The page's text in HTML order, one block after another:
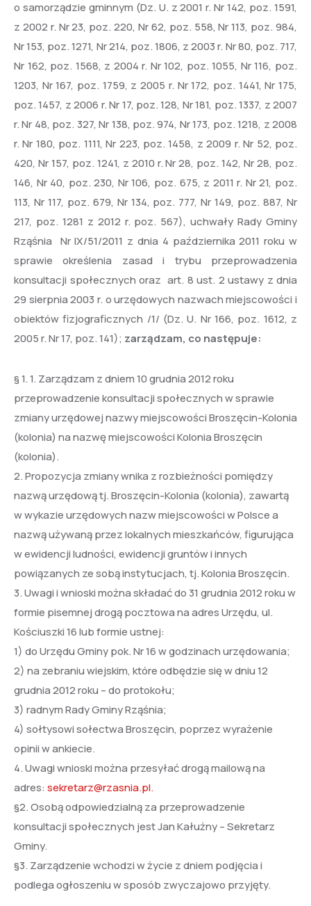
o samorządzie gminnym (Dz. U. z 2001 r. Nr 142, poz. 1591,
z 2002 r. Nr 23, poz. 220, Nr 62, poz. 558, Nr 113, poz. 984,
Nr 153, poz. 1271, Nr 214, poz. 1806, z 2003 r. Nr 80, poz. 717,
Nr 162, poz. 1568, z 2004 r. Nr 102, poz. 1055, Nr 116, poz.
1203, Nr 167, poz. 1759, z 2005 r. Nr 172, poz. 1441, Nr 175,
poz. 1457, z 2006 r. Nr 17, poz. 128, Nr 181, poz. 1337, z 2007
r. Nr 48, poz. 327, Nr 138, poz. 974, Nr 173, poz. 1218, z 2008
r. Nr 180, poz. 1111, Nr 223, poz. 1458, z 2009 r. Nr 52, poz.
420, Nr 157, poz. 1241, z 2010 r. Nr 28, poz. 142, Nr 28, poz.
146, Nr 40, poz. 230, Nr 106, poz. 675, z 2011 r. Nr 21, poz.
113, Nr 117, poz. 679, Nr 134, poz. 777, Nr 149, poz. 887, Nr
217, poz. 1281 z 2012 r. poz. 567), uchwały Rady Gminy
Rząśnia Nr IX/51/2011 z dnia 4 października 2011 roku w
sprawie określenia zasad i trybu przeprowadzenia
konsultacji społecznych oraz art. 8 ust. 2 ustawy z dnia
29 sierpnia 2003 r. o urzędowych nazwach miejscowości i
obiektów fizjograficznych /1/ (Dz. U. Nr 166, poz. 1612, z
2005 r. Nr 17, poz. 141); zarządzam, co następuje:
§ 1. 1. Zarządzam z dniem 10 grudnia 2012 roku
przeprowadzenie konsultacji społecznych w sprawie
zmiany urzędowej nazwy miejscowości Broszęcin-Kolonia
(kolonia) na nazwę miejscowości Kolonia Broszęcin
(kolonia).
2. Propozycja zmiany wnika z rozbieżności pomiędzy
nazwą urzędową tj. Broszęcin-Kolonia (kolonia), zawartą
w wykazie urzędowych nazw miejscowości w Polsce a
nazwą używaną przez lokalnych mieszkańców, figurująca
w ewidencji ludności, ewidencji gruntów i innych
powiązanych ze sobą instytucjach, tj. Kolonia Broszęcin.
3. Uwagi i wnioski można składać do 31 grudnia 2012 roku w
formie pisemnej drogą pocztowa na adres Urzędu, ul.
Kościuszki 16 lub formie ustnej:
1) do Urzędu Gminy pok. Nr 16 w godzinach urzędowania;
2) na zebraniu wiejskim, które odbędzie się w dniu 12
grudnia 2012 roku – do protokołu;
3) radnym Rady Gminy Rząśnia;
4) sołtysowi sołectwa Broszęcin, poprzez wyrażenie
opinii w ankiecie.
4. Uwagi wnioski można przesyłać drogą mailową na
adres: sekretarz@rzasnia.pl.
§2. Osobą odpowiedzialną za przeprowadzenie
konsultacji społecznych jest Jan Kałużny – Sekretarz
Gminy.
§3. Zarządzenie wchodzi w życie z dniem podjęcia i
podlega ogłoszeniu w sposób zwyczajowo przyjęty.